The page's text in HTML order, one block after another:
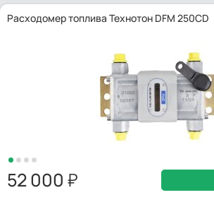
Расходомер топлива Технотон DFM 250CD
52 000